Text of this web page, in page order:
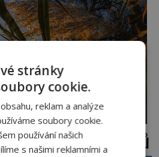
poklad z mokřadů
stránky
cookie.
reklam a analýze
soubory cookie.
používání našich
s našimi reklamními a